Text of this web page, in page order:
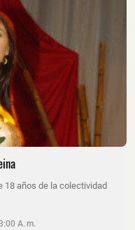
18 años de la colectividad
A. M.